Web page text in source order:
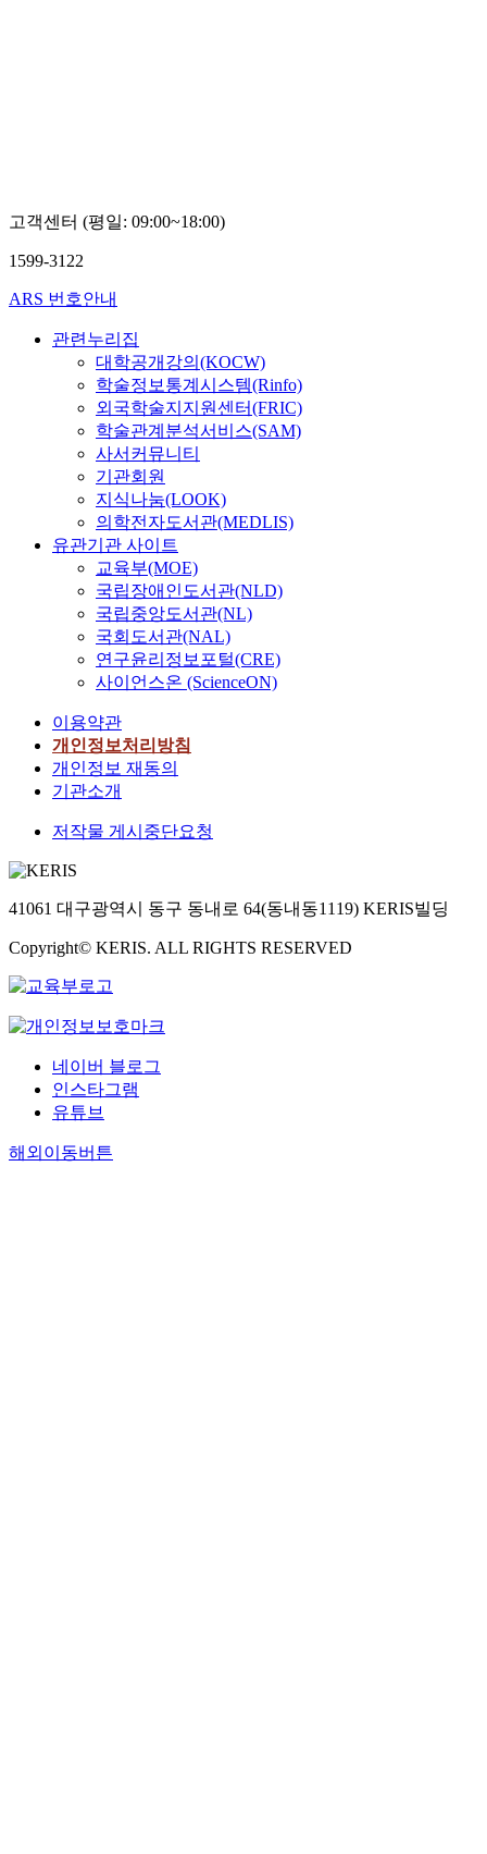
고객센터 (평일: 09:00~18:00)
1599-3122
ARS 번호안내
관련누리집
대학공개강의(KOCW)
학술정보통계시스템(Rinfo)
외국학술지지원센터(FRIC)
학술관계분석서비스(SAM)
사서커뮤니티
기관회원
지식나눔(LOOK)
의학전자도서관(MEDLIS)
유관기관 사이트
교육부(MOE)
국립장애인도서관(NLD)
국립중앙도서관(NL)
국회도서관(NAL)
연구윤리정보포털(CRE)
사이언스온 (ScienceON)
이용약관
개인정보처리방침
개인정보 재동의
기관소개
저작물 게시중단요청
41061 대구광역시 동구 동내로 64(동내동1119) KERIS빌딩
Copyright© KERIS. ALL RIGHTS RESERVED
네이버 블로그
인스타그램
유튜브
해외이동버튼